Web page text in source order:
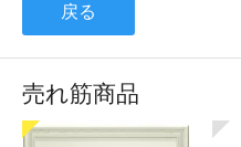
戻る
売れ筋商品